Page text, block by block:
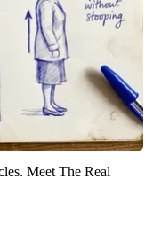
Meet The Real